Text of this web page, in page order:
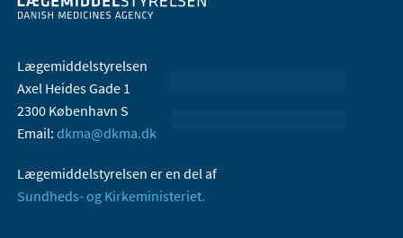
Lægemiddelstyrelsen
Axel Heides Gade 1
2300 København S
Email: dkma@dkma.dk
Lægemiddelstyrelsen er en del af
Sundheds- og Kirkeministeriet.